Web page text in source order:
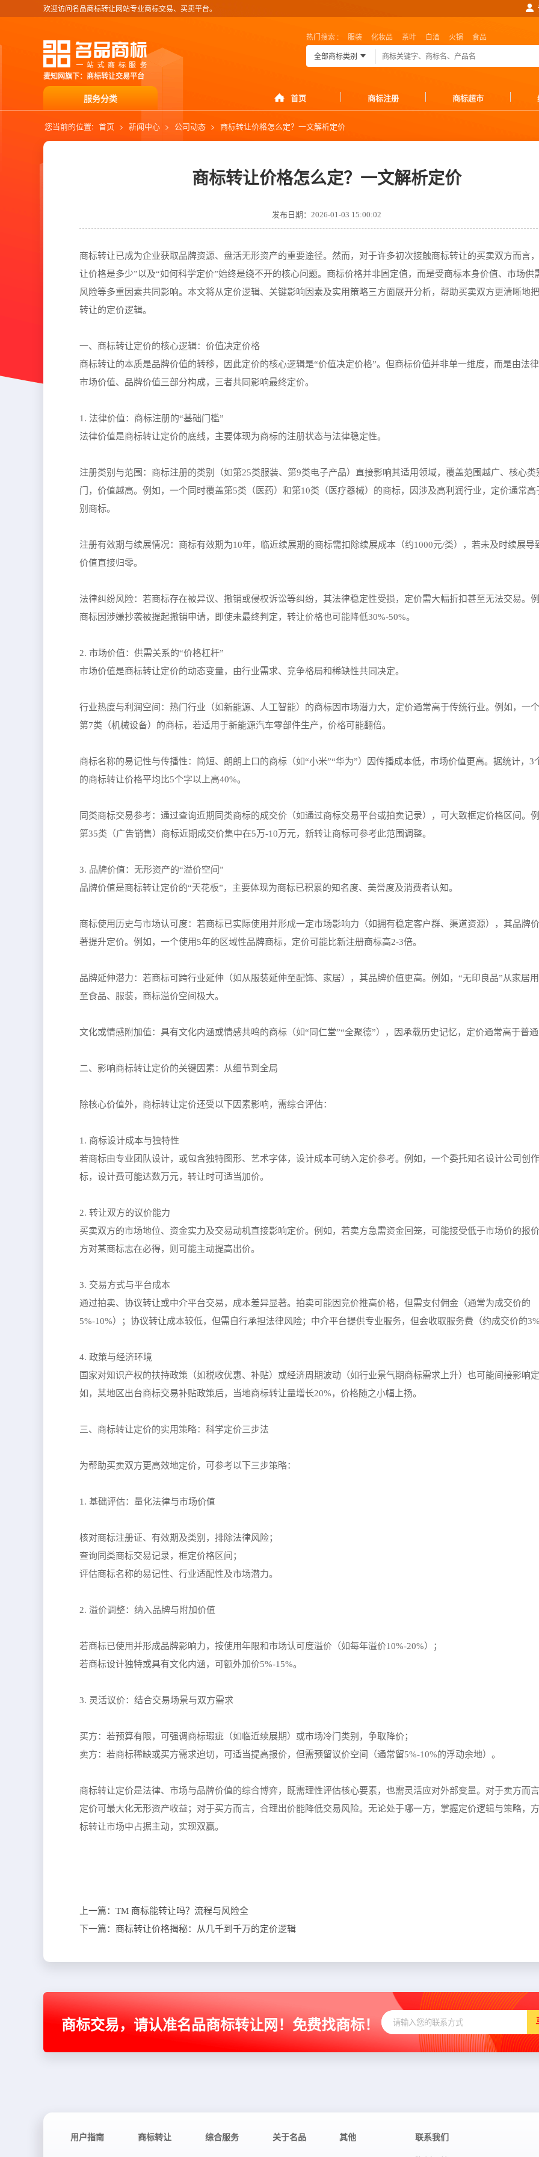
欢迎访问名品商标转让网站专业商标交易、买卖平台。
麦知网旗下：商标转让交易平台
热门搜索 : 服装 化妆品 茶叶 白酒 火锅
食品
全部商标类别
服务分类 首页 商标注册 商标超市
您当前的位置: 首页 > 新闻中心 > 公司动态 > 商标转让价格怎么定？一文解析定价
商标转让价格怎么定？一文解析定价
发布日期：2026-01-03 15:00:02
商标转让已成为企业获取品牌资源、盘活无形资产的重要途径。然而，对于许多初次接触商标转让的买卖双方而言
让价格是多少”以及“如何科学定价”始终是绕不开的核心问题。商标价格并非固定值，而是受商标本身价值、市场供
风险等多重因素共同影响。本文将从定价逻辑、关键影响因素及实用策略三方面展开分析，帮助买卖双方更清晰地
转让的定价逻辑。
一、商标转让定价的核心逻辑：价值决定价格
商标转让的本质是品牌价值的转移，因此定价的核心逻辑是“价值决定价格”。但商标价值并非单一维度，而是由法
市场价值、品牌价值三部分构成，三者共同影响最终定价。
1. 法律价值：商标注册的“基础门槛”
法律价值是商标转让定价的底线，主要体现为商标的注册状态与法律稳定性。
注册类别与范围：商标注册的类别（如第25类服装、第9类电子产品）直接影响其适用领域，覆盖范围越广、核心类
门，价值越高。例如，一个同时覆盖第5类（医药）和第10类（医疗器械）的商标，因涉及高利润行业，定价通常高
别商标。
注册有效期与续展情况：商标有效期为10年，临近续展期的商标需扣除续展成本（约1000元/类），若未及时续展导
价值直接归零。
法律纠纷风险：若商标存在被异议、撤销或侵权诉讼等纠纷，其法律稳定性受损，定价需大幅折扣甚至无法交易。
商标因涉嫌抄袭被提起撤销申请，即使未最终判定，转让价格也可能降低30%-50%。
2. 市场价值：供需关系的“价格杠杆”
市场价值是商标转让定价的动态变量，由行业需求、竞争格局和稀缺性共同决定。
行业热度与利润空间：热门行业（如新能源、人工智能）的商标因市场潜力大，定价通常高于传统行业。例如，一
第7类（机械设备）的商标，若适用于新能源汽车零部件生产，价格可能翻倍。
商标名称的易记性与传播性：简短、朗朗上口的商标（如“小米”“华为”）因传播成本低，市场价值更高。据统计，3
的商标转让价格平均比5个字以上高40%。
同类商标交易参考：通过查询近期同类商标的成交价（如通过商标交易平台或拍卖记录），可大致框定价格区间。
第35类（广告销售）商标近期成交价集中在5万-10万元，新转让商标可参考此范围调整。
3. 品牌价值：无形资产的“溢价空间”
品牌价值是商标转让定价的“天花板”，主要体现为商标已积累的知名度、美誉度及消费者认知。
商标使用历史与市场认可度：若商标已实际使用并形成一定市场影响力（如拥有稳定客户群、渠道资源），其品牌
著提升定价。例如，一个使用5年的区域性品牌商标，定价可能比新注册商标高2-3倍。
品牌延伸潜力：若商标可跨行业延伸（如从服装延伸至配饰、家居），其品牌价值更高。例如，“无印良品”从家居
至食品、服装，商标溢价空间极大。
文化或情感附加值：具有文化内涵或情感共鸣的商标（如“同仁堂”“全聚德”），因承载历史记忆，定价通常高于普
二、影响商标转让定价的关键因素：从细节到全局
除核心价值外，商标转让定价还受以下因素影响，需综合评估：
1. 商标设计成本与独特性
若商标由专业团队设计，或包含独特图形、艺术字体，设计成本可纳入定价参考。例如，一个委托知名设计公司创
标，设计费可能达数万元，转让时可适当加价。
2. 转让双方的议价能力
买卖双方的市场地位、资金实力及交易动机直接影响定价。例如，若卖方急需资金回笼，可能接受低于市场价的报
方对某商标志在必得，则可能主动提高出价。
3. 交易方式与平台成本
通过拍卖、协议转让或中介平台交易，成本差异显著。拍卖可能因竞价推高价格，但需支付佣金（通常为成交价的
5%-10%）；协议转让成本较低，但需自行承担法律风险；中介平台提供专业服务，但会收取服务费（约成交价的
4. 政策与经济环境
国家对知识产权的扶持政策（如税收优惠、补贴）或经济周期波动（如行业景气期商标需求上升）也可能间接影响
如，某地区出台商标交易补贴政策后，当地商标转让量增长20%，价格随之小幅上扬。
三、商标转让定价的实用策略：科学定价三步法
为帮助买卖双方更高效地定价，可参考以下三步策略：
1. 基础评估：量化法律与市场价值
核对商标注册证、有效期及类别，排除法律风险；
查询同类商标交易记录，框定价格区间；
评估商标名称的易记性、行业适配性及市场潜力。
2. 溢价调整：纳入品牌与附加价值
若商标已使用并形成品牌影响力，按使用年限和市场认可度溢价（如每年溢价10%-20%）；
若商标设计独特或具有文化内涵，可额外加价5%-15%。
3. 灵活议价：结合交易场景与双方需求
买方：若预算有限，可强调商标瑕疵（如临近续展期）或市场冷门类别，争取降价；
卖方：若商标稀缺或买方需求迫切，可适当提高报价，但需预留议价空间（通常留5%-10%的浮动余地）。
商标转让定价是法律、市场与品牌价值的综合博弈，既需理性评估核心要素，也需灵活应对外部变量。对于卖方而
定价可最大化无形资产收益；对于买方而言，合理出价能降低交易风险。无论处于哪一方，掌握定价逻辑与策略，
标转让市场中占据主动，实现双赢。
上一篇： TM 商标能转让吗？流程与风险全
下一篇： 商标转让价格揭秘：从几千到千万的定价逻辑
商标交易，请认准名品商标转让网！免费找商标！
用户指南 商标转让 综合服务 关于名品 其他 联系我们